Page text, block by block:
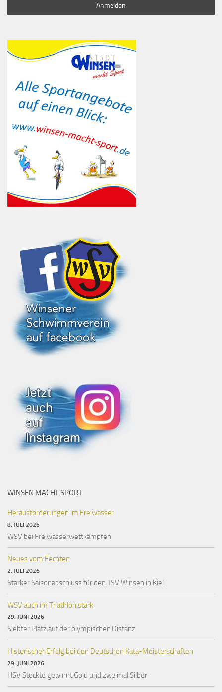
WINSEN MACHT SPORT
Herausforderungen im Freiwasser
8. JULI 2026
WSV bei Freiwasserwettkämpfen
Neues vom Fechten
2. JULI 2026
Starker Saisonabschluss für den TSV Winsen in Kiel
WSV auch im Triathlon stark
29. JUNI 2026
Siebter Platz auf der olympischen Distanz
Historischer Erfolg bei den Deutschen Kata-Meisterschaften
29. JUNI 2026
HSV Stöckte gewinnt Gold und zweimal Silber